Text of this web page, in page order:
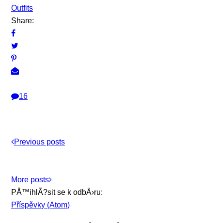
Outfits
Share:
16
Previous posts
More posts
PÅ™ihlÃ?sit se k odbÄ›ru:
Příspěvky (Atom)